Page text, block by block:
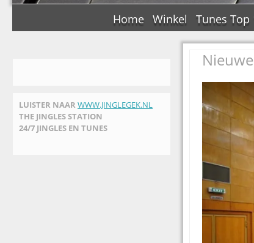
Home Winkel Tunes Top
LUISTER NAAR WWW.JINGLEGEK.NL
THE JINGLES STATION
24/7 JINGLES EN TUNES